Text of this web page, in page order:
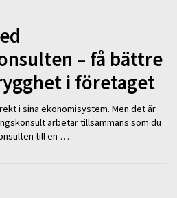
– få bättre
i företaget
i sina ekonomisystem. Men det är
arbetar tillsammans som du
till en …